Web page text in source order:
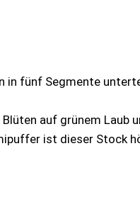
fünf Segmente
auf grünem Laub
ist dieser Stock